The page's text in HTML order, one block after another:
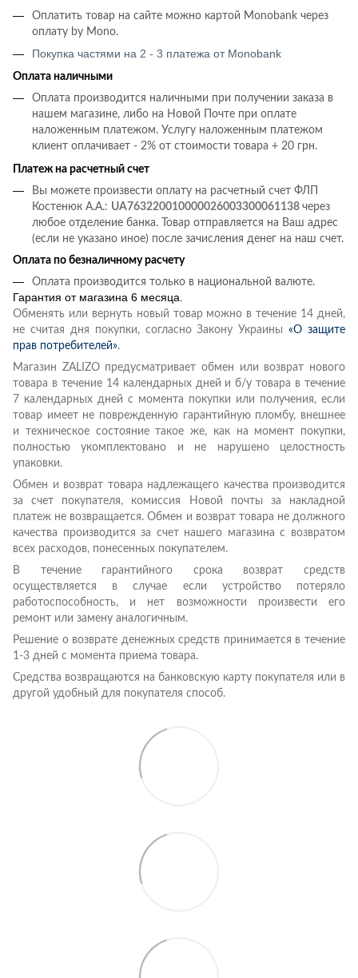
Оплатить товар на сайте можно картой Monobank через
оплату by Mono.
Покупка частями на 2 - 3 платежа от Monobank
Оплата наличными
Оплата производится наличными при получении заказа в
нашем магазине, либо на Новой Почте при оплате
наложенным платежом. Услугу наложенным платежом
клиент оплачивает - 2% от стоимости товара + 20 грн.
Платеж на расчетный счет
Вы можете произвести оплату на расчетный счет ФЛП
Костенюк А.А.: UA763220010000026003300061138 через
любое отделение банка. Товар отправляется на Ваш адрес
(если не указано иное) после зачисления денег на наш счет.
Оплата по безналичному расчету
Оплата производится только в национальной валюте.
Гарантия от магазина 6 месяца.
Обменять или вернуть новый товар можно в течение 14 дней,
не считая дня покупки, согласно Закону Украины«О защите
прав потребителей».
Магазин ZALIZO предусматривает обмен или возврат нового
товара в течение 14 календарных дней и б/у товара в течение
7 календарных дней с момента покупки или получения, если
товар имеет не поврежденную гарантийную пломбу, внешнее
и техническое состояние такое же, как на момент покупки,
полностью укомплектовано и не нарушено целостность
упаковки.
Обмен и возврат товара надлежащего качества производится
за счет покупателя, комиссия Новой почты за накладной
платеж не возвращается. Обмен и возврат товара не должного
качества производится за счет нашего магазина с возвратом
всех расходов, понесенных покупателем.
В течение гарантийного срока возврат средств
осуществляется в случае если устройство потеряло
работоспособность, и нет возможности произвести его
ремонт или замену аналогичным.
Решение о возврате денежных средств принимается в течение
1-3 дней с момента приема товара.
Средства возвращаются на банковскую карту покупателя или в
другой удобный для покупателя способ.